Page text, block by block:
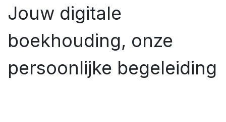
Jouw digitale
boekhouding, onze
persoonlijke begeleiding